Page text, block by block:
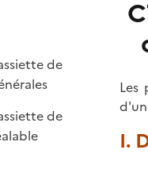
de
de
Les
I.